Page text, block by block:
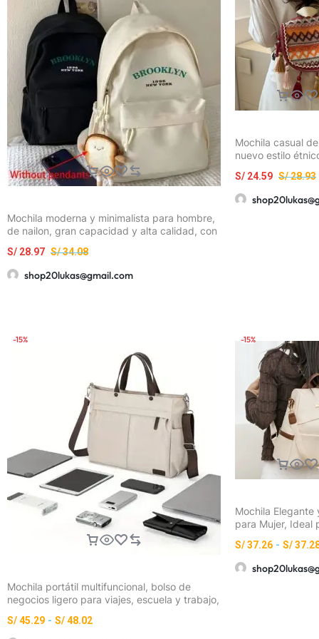
Mochila moderna y minimalista para hombre,
de nailon, gran capacidad y alta calidad, con
S/34.08
S/ 28.97
shop20lukas@gmail.com
Mochila casual
nuevo estilo
borlas, bolso de
casual versátil y
S/28.93
S/ 24.59
-15%
Mochila portátil multifuncional, bolso de
negocios ligero para viajes, escuela y trabajo,
S/45.29 - S/48.02
-15%
Mochila Elegante
para Mujer, Ideal
con Capacidad,
Ajustables, Cierre
Cremallera y
S/37.26 - S/